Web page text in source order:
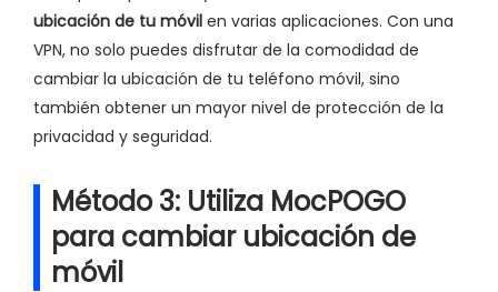
ubicación de tu móvil en varias aplicaciones. Con una
VPN, no solo puedes disfrutar de la comodidad de
cambiar la ubicación de tu teléfono móvil, sino
también obtener un mayor nivel de protección de la
privacidad y seguridad.
Método 3: Utiliza MocPOGO
para cambiar ubicación de
móvil